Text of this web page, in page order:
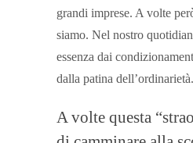
grandi imprese. A volte
siamo. Nel nostro
essenza dai
dalla patina dell’ordinarietà.
A volte questa